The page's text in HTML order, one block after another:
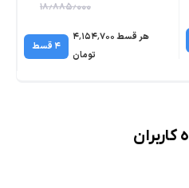
۱۸٫۸۸۵٫۰۰۰
هر قسط ۴٬۱۵۴٬۷۰۰
تومان
۴ قسط
کاربران